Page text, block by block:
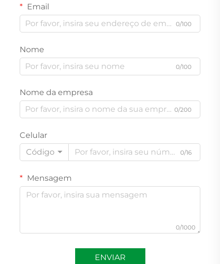
Email
0/100
Nome
0/100
Nome da empresa
0/200
Celular
Código
0/16
Mensagem
0/1000
ENVIAR